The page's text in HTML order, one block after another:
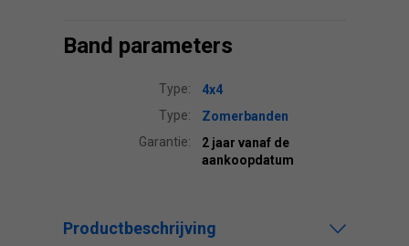
Band parameters
Type:
4x4
Type:
Zomerbanden
Garantie:
2 jaar vanaf de
aankoopdatum
Productbeschrijving